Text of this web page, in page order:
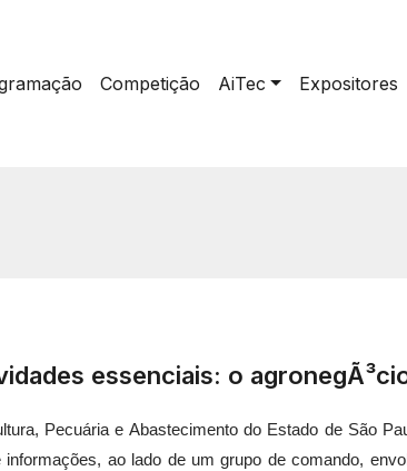
Competição AiTec Expositores
essenciais: o
Pecuária e Abastecimento do Estado de São
ao lado de um grupo de comando,